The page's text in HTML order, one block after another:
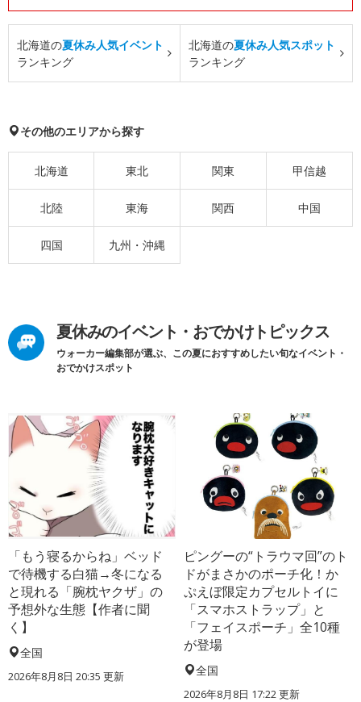
北海道の夏休み人気イベント
ランキング
北海道の夏休み人気スポット
ランキング
その他のエリアから探す
北海道 東北 関東 甲信越
北陸 東海 関西 中国
四国 九州・沖縄
夏休みのイベント・おでかけトピックス
ウォーカー編集部が選ぶ、この夏におすすめしたい旬なイベント・
おでかけスポット
「もう寝るからね」ベッド
で待機する白猫→冬になる
と現れる「腕枕ヤクザ」の
予想外な生態【作者に聞
く】
全国
2026年8月8日 20:35 更新
ピングーの“トラウマ回”のト
ドがまさかのポーチ化！か
ぷえぼ限定カプセルトイに
「スマホストラップ」と
「フェイスポーチ」全10種
が登場
全国
2026年8月8日 17:22更新